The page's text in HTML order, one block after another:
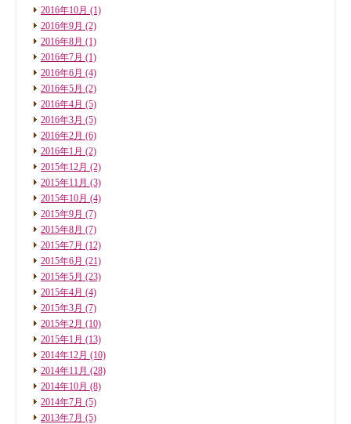
2016年10月 (1)
2016年9月 (2)
2016年8月 (1)
2016年7月 (1)
2016年6月 (4)
2016年5月 (2)
2016年4月 (5)
2016年3月 (5)
2016年2月 (6)
2016年1月 (2)
2015年12月 (2)
2015年11月 (3)
2015年10月 (4)
2015年9月 (7)
2015年8月 (7)
2015年7月 (12)
2015年6月 (21)
2015年5月 (23)
2015年4月 (4)
2015年3月 (7)
2015年2月 (10)
2015年1月 (13)
2014年12月 (10)
2014年11月 (28)
2014年10月 (8)
2014年7月 (5)
2013年7月 (5)